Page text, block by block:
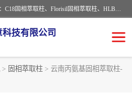
河北艺心逸意科技有限公司主营：C18固相萃取柱、Florisil固相萃取柱、HLB固相萃取柱、MCX固相萃取柱、QuEChERS、固相萃取空柱、针式过滤器 、固相萃取柱、黄曲霉毒素亲和柱。全国咨询热线：18630105913。河北艺心逸意科技有限公司接受来样定做，我们秉承着“顾客至上，锐意进取”的经营理念，坚持客户至上的原则为广大客户提供优质的服务，欢迎广大客户惠顾！免费咨询！
技有限公司
> 固相萃取柱 > 云南丙氨基固相萃取柱-